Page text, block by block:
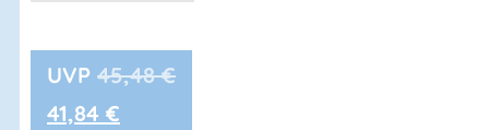
45,48€
41,84 €